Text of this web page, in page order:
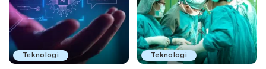
Teknologi Teknologi